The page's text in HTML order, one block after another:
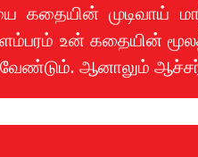
முடிவாய்
உன் கதையின்
வேண்டும். ஆனாலும்